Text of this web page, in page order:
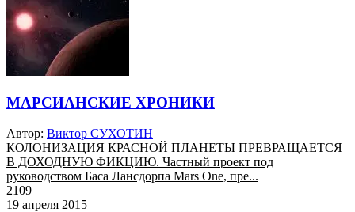
МАРСИАНСКИЕ ХРОНИКИ
Автор: Виктор СУХОТИН
КОЛОНИЗАЦИЯ КРАСНОЙ ПЛАНЕТЫ ПРЕВРАЩАЕТСЯ
В ДОХОДНУЮ ФИКЦИЮ. Частный проект под
руководством Баса Лансдорпа Mars One, пре...
2109
19 апреля 2015